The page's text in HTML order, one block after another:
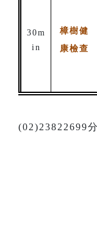
30m
in
樟樹健
康檢查
(02)23822699